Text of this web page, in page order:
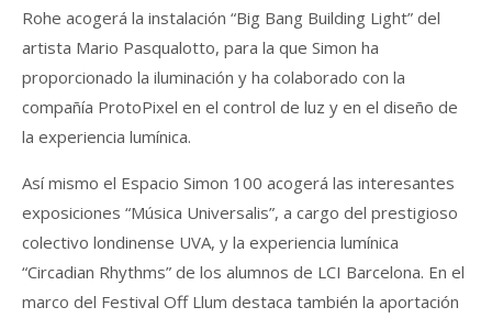
Rohe acogerá la instalación “Big Bang Building Light” del
artista Mario Pasqualotto, para la que Simon ha
proporcionado la iluminación y ha colaborado con la
compañía ProtoPixel en el control de luz y en el diseño de
la experiencia lumínica.
Así mismo el Espacio Simon 100 acogerá las interesantes
exposiciones “Música Universalis”, a cargo del prestigioso
colectivo londinense UVA, y la experiencia lumínica
“Circadian Rhythms” de los alumnos de LCI Barcelona. En el
marco del Festival Off Llum destaca también la aportación